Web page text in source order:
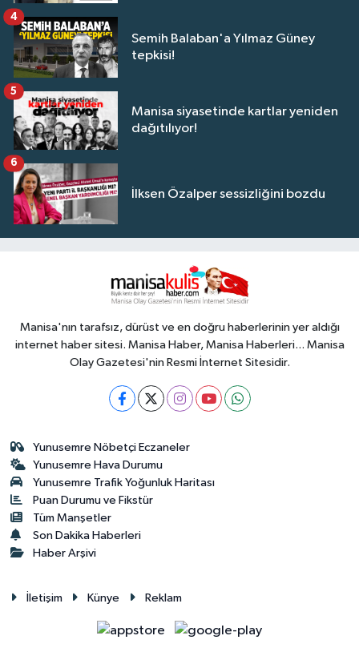
Semih Balaban'a Yılmaz Güney
tepkisi!
4
Manisa siyasetinde kartlar yeniden
dağıtılıyor!
5
İlksen Özalper sessizliğini bozdu
6
Manisa'nın tarafsız, dürüst ve en doğru haberlerinin yer aldığı
internet haber sitesi. Manisa Haber, Manisa Haberleri... Manisa
Olay Gazetesi'nin Resmi İnternet Sitesidir.
Yunusemre Nöbetçi Eczaneler
Yunusemre Hava Durumu
Yunusemre Trafik Yoğunluk Haritası
Puan Durumu ve Fikstür
Tüm Manşetler
Son Dakika Haberleri
Haber Arşivi
İletişim Künye Reklam